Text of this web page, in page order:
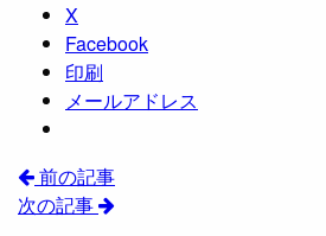
X
Facebook
印刷
メールアドレス
前の記事
次の記事